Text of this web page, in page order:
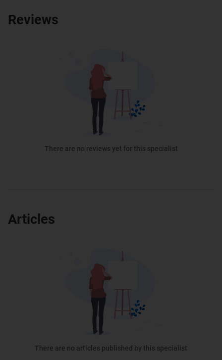
Reviews
There are no reviews yet for this specialist
Articles
There are no articles published by this specialist